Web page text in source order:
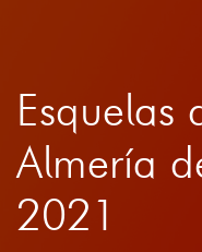
Esquelas
Almería
2021